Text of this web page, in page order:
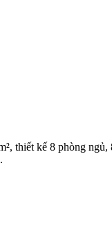
thiết kế 8 phòng